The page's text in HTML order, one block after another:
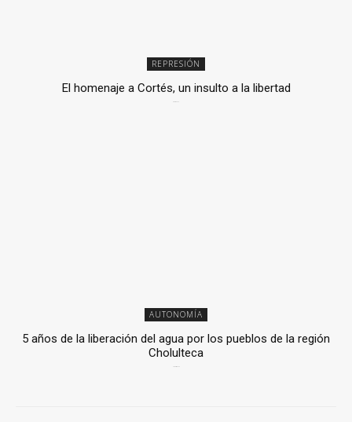
REPRESIÓN
El homenaje a Cortés, un insulto a la libertad
AUTONOMÍA
5 años de la liberación del agua por los pueblos de la región
Cholulteca